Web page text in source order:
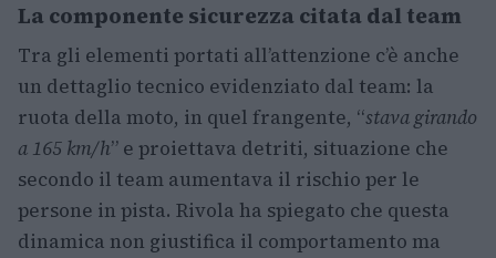
La componente sicurezza citata dal team
Tra gli elementi portati all’attenzione c’è anche
un dettaglio tecnico evidenziato dal team: la
ruota della moto, in quel frangente, “stava girando
a 165 km/h” e proiettava detriti, situazione che
secondo il team aumentava il rischio per le
persone in pista. Rivola ha spiegato che questa
dinamica non giustifica il comportamento ma